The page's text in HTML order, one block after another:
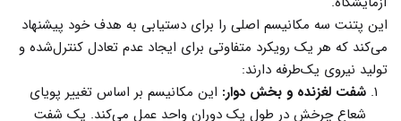
این پتنت سه مکانیسم اصلی را برای دستیابی به هدف خود پیشنهاد
می‌کند که هر یک رویکرد متفاوتی برای ایجاد عدم تعادل کنترل‌شده و
تولید نیروی یک‌طرفه دارند:
شفت لغزنده و بخش دوار: این مکانیسم بر اساس تغییر پویای
شعاع چرخش در طول یک دوران واحد عمل می‌کند. یک شفت